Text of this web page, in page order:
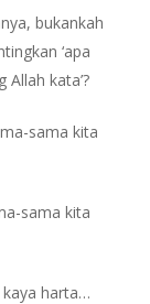
bukankah
‘apa
Allah kata’?
sama kita
sama kita
kaya harta…